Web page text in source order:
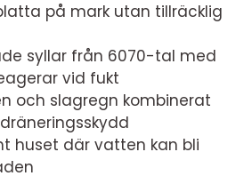
på mark utan tillräcklig
syllar från 6070-tal med
vid fukt
och slagregn kombinerat
huset där vatten kan bli